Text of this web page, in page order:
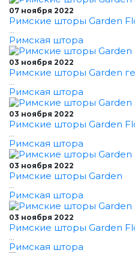
07 ноября 2022
Римские шторы Garden
...
Римская штора
03 ноября 2022
Римские шторы Garden
...
Римская штора
03 ноября 2022
Римские шторы Garden
...
Римская штора
03 ноября 2022
Римские шторы Garden
...
Римская штора
03 ноября 2022
Римские шторы Garden
...
Римская штора